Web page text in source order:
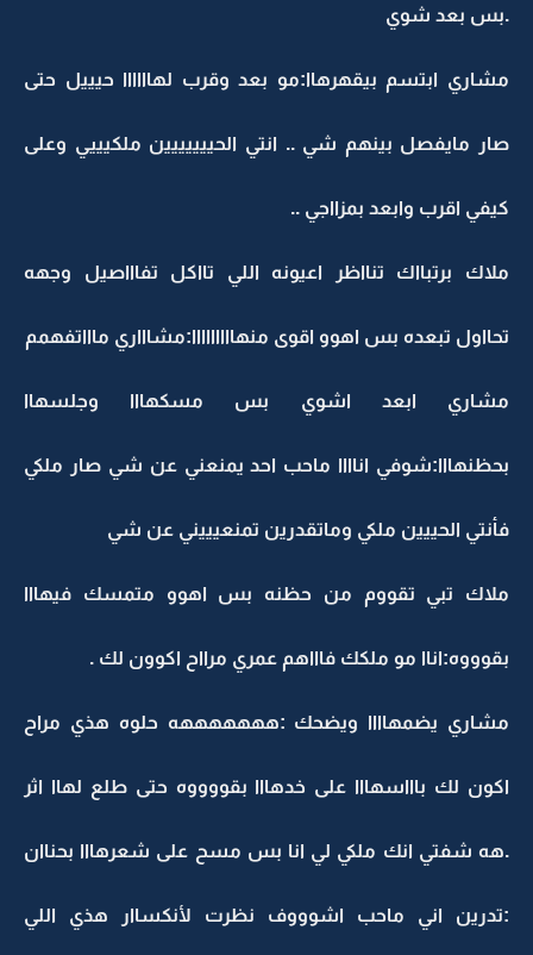
.بس بعد شوي
مشاري ابتسم بيقهرهاا:مو بعد وقرب لهاااااا حيييل حتى
صار مايفصل بينهم شي .. انتي الحييييييين ملكيييي وعلى
كيفي اقرب وابعد بمزااجي ..
ملاك برتبااك تنااظر اعيونه اللي تااكل تفاااصيل وجهه
تحااول تبعده بس اهوو اقوى منهااااااااا:مشاااري ماااتفهمم
مشاري ابعد اشوي بس مسكهااا وجلسهاا
بحظنهااا:شوفي اناااا ماحب احد يمنعني عن شي صار ملكي
فأنتي الحييين ملكي وماتقدرين تمنعيييني عن شي
ملاك تبي تقووم من حظنه بس اهوو متمسك فيهااا
بقوووه:اناا مو ملكك فاااهم عمري مرااح اكوون لك .
مشاري يضمهاااا ويضحك :هههههههه حلوه هذي مراح
اكون لك باااسهااا على خدهااا بقووووه حتى طلع لهاا اثر
.هه شفتي انك ملكي لي انا بس مسح على شعرهااا بحناان
:تدرين اني ماحب اشوووف نظرت لأنكساار هذي اللي